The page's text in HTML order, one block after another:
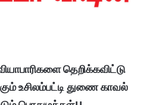
தெறிக்கவிட்டு
உசிலம்பட்டி துணை காவல்